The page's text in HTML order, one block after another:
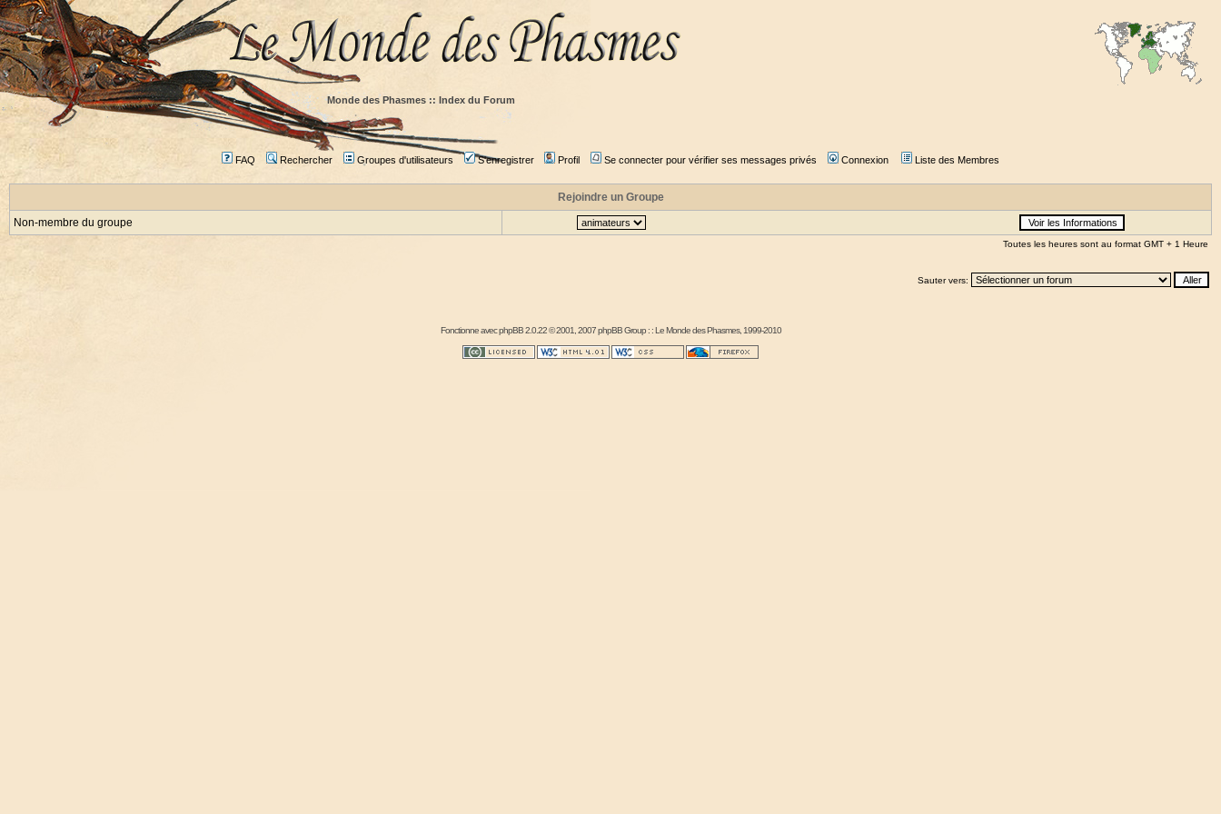
Monde des Phasmes :: Index du Forum
FAQ Rechercher Groupes d'utilisateurs S'enregistrer Profil Se connecter pour vérifier ses messages privés Connexion Liste des Membres
Rejoindre un Groupe
Non-membre du groupe
Toutes les heures sont au format GMT + 1 Heure
Sauter vers:
Fonctionne avecphpBB2.0.22 © 2001, 2007 phpBB Group : :Le Monde des Phasmes, 1999-2010